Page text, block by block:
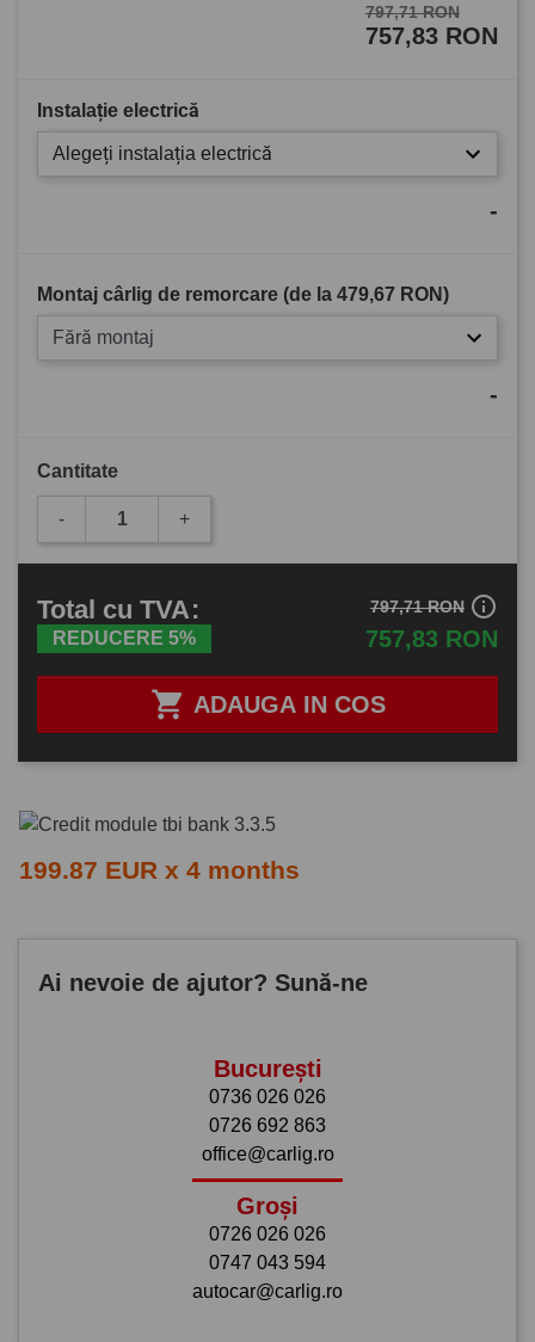
797,71 RON
757,83 RON
Instalație electrică
Alegeți instalația electrică
-
Montaj cârlig de remorcare (de la 479,67 RON)
Fără montaj
-
Cantitate
- +
 ADAUGA IN COS
Total cu TVA:
REDUCERE 5% 757,83 RON
797,71 RON info_outline
199.87 EUR x 4 months
Ai nevoie de ajutor? Sună-ne
București
0736 026 026
0726 692 863
office@carlig.ro
Groși
0726 026 026
0747 043 594
autocar@carlig.ro